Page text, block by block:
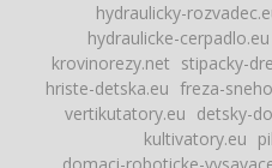
hydraulicky-
hydraulicke-cerpadlo.eu
krovinorezy.net stipacky-
hriste-detska.eu freza-
vertikutatory.eu detsky-
kultivatory.eu